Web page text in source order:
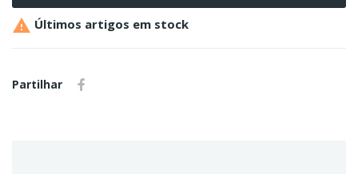
 Últimos artigos em stock
Partilhar